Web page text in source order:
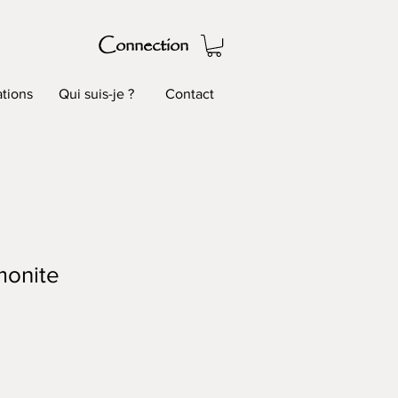
Connection
Qui suis-je ? Contact